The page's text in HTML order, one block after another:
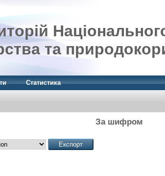
та
Статистика
За шифром